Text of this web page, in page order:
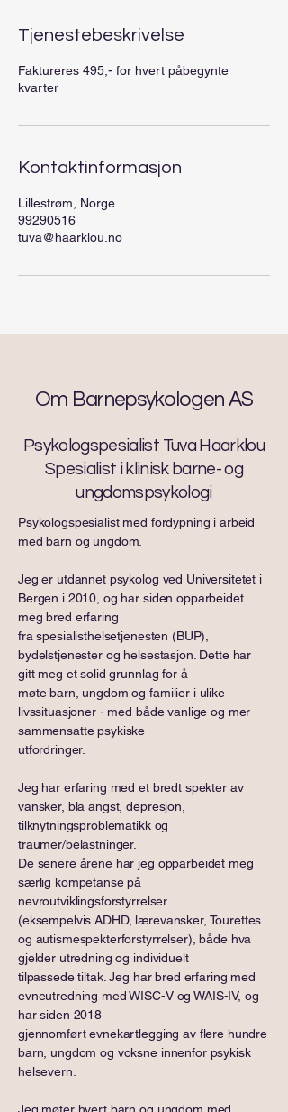
1
Tjenestebeskrivelse
Faktureres 495,- for hvert påbegynte
kvarter
Kontaktinformasjon
Lillestrøm, Norge
99290516
tuva@haarklou.no
Om Barnepsykologen AS
Psykologspesialist Tuva Haarklou
Spesialist i klinisk barne- og
ungdomspsykologi
Psykologspesialist med fordypning i arbeid
med barn og ungdom.
Jeg er utdannet psykolog ved Universitetet i
Bergen i 2010, og har siden opparbeidet
meg bred erfaring
fra spesialisthelsetjenesten (BUP),
bydelstjenester og helsestasjon. Dette har
gitt meg et solid grunnlag for å
møte barn, ungdom og familier i ulike
livssituasjoner - med både vanlige og mer
sammensatte psykiske
utfordringer.
Jeg har erfaring med et bredt spekter av
vansker, bla angst, depresjon,
tilknytningsproblematikk og
traumer/belastninger.
De senere årene har jeg opparbeidet meg
særlig kompetanse på
nevroutviklingsforstyrrelser
(eksempelvis ADHD, lærevansker, Tourettes
og autismespekterforstyrrelser), både hva
gjelder utredning og individuelt
tilpassede tiltak. Jeg har bred erfaring med
evneutredning med WISC-V og WAIS-IV, og
har siden 2018
gjennomført evnekartlegging av flere hundre
barn, ungdom og voksne innenfor psykisk
helsevern.